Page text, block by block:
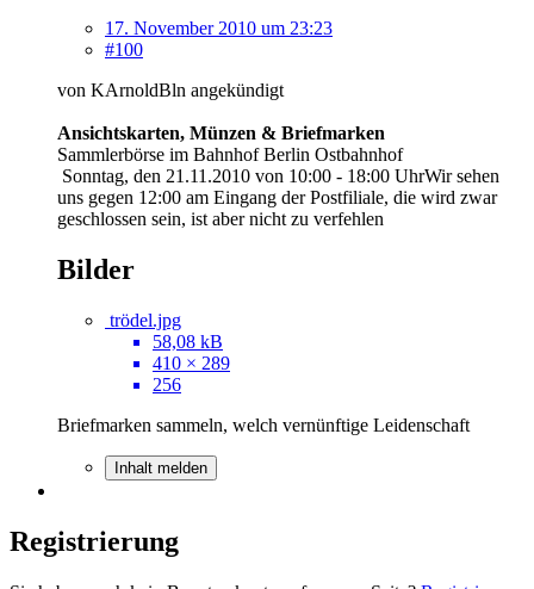
17. November 2010 um 23:23
#100
von KArnoldBln angekündigt
Ansichtskarten, Münzen & Briefmarken
Sammlerbörse im Bahnhof Berlin Ostbahnhof
Sonntag, den 21.11.2010 von 10:00 - 18:00 UhrWir sehen
uns gegen 12:00 am Eingang der Postfiliale, die wird zwar
geschlossen sein, ist aber nicht zu verfehlen
Bilder
trödel.jpg
58,08 kB
410 × 289
256
Briefmarken sammeln, welch vernünftige Leidenschaft
Inhalt melden
Registrierung